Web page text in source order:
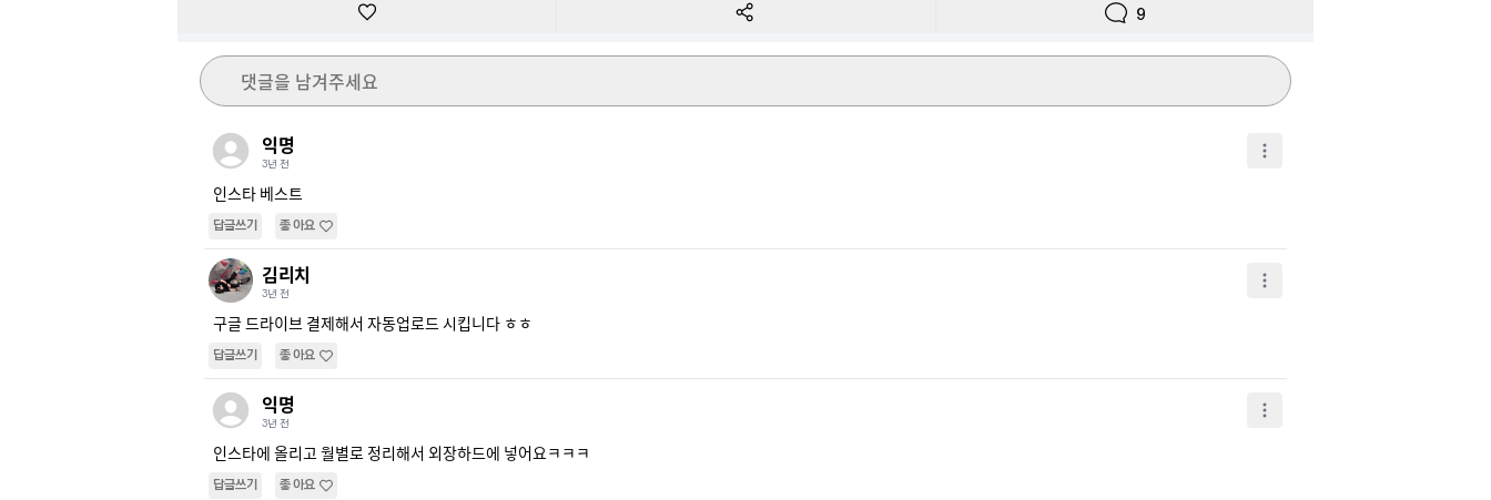
9
댓글을 남겨주세요
익명
3년 전
인스타 베스트
답글쓰기 좋아요
김리치
3년 전
구글 드라이브 결제해서 자동업로드 시킵니다 ㅎㅎ
답글쓰기 좋아요
익명
3년 전
인스타에 올리고 월별로 정리해서 외장하드에 넣어요ㅋㅋㅋ
답글쓰기 좋아요